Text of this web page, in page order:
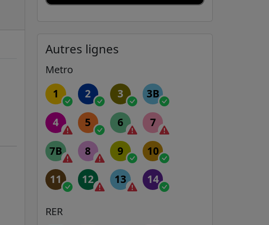
Autres lignes
Metro
1 2 3 3B
4 5 6 7
7B 8 9 10
11 12 13 14
RER